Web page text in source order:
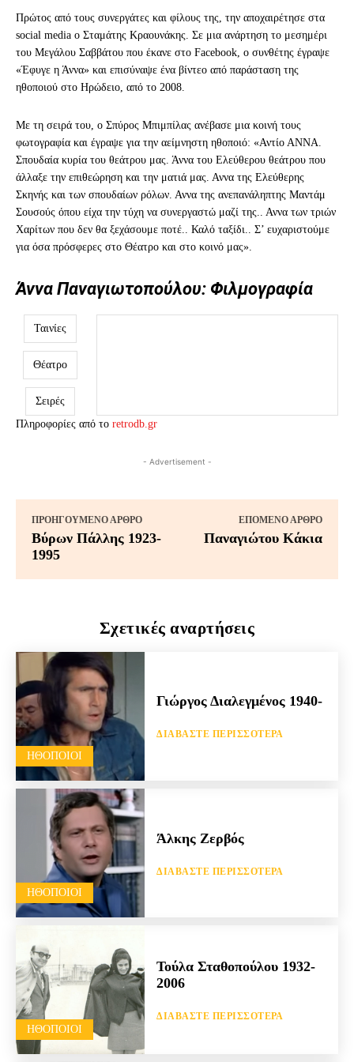
Σχετικές αναρτήσεις
HΘΟΠΟΙΟΊ
Γιώργος Διαλεγμένος 1940-
ΔΙΑΒΆΣΤΕ ΠΕΡΙΣΣΌΤΕΡΑ
HΘΟΠΟΙΟΊ
Άλκης Ζερβός
ΔΙΑΒΆΣΤΕ ΠΕΡΙΣΣΌΤΕΡΑ
HΘΟΠΟΙΟΊ
Τούλα Σταθοπούλου 1932-
2006
ΔΙΑΒΆΣΤΕ ΠΕΡΙΣΣΌΤΕΡΑ
Πρώτος από τους συνεργάτες και φίλους της, την αποχαιρέτησε στα
social media ο Σταμάτης Κραουνάκης. Σε μια ανάρτηση το μεσημέρι
του Μεγάλου Σαββάτου που έκανε στο Facebook, ο συνθέτης έγραψε
«Έφυγε η Άννα» και επισύναψε ένα βίντεο από παράσταση της
ηθοποιού στο Ηρώδειο, από το 2008.
Με τη σειρά του, ο Σπύρος Μπιμπίλας ανέβασε μια κοινή τους
φωτογραφία και έγραψε για την αείμνηστη ηθοποιό: «Αντίο ΑΝΝΑ.
Σπουδαία κυρία του θεάτρου μας. Άννα του Ελεύθερου θεάτρου που
άλλαξε την επιθεώρηση και την ματιά μας. Αννα της Ελεύθερης
Σκηνής και των σπουδαίων ρόλων. Αννα της ανεπανάληπτης Μαντάμ
Σουσούς όπου είχα την τύχη να συνεργαστώ μαζί της.. Αννα των τριών
Χαρίτων που δεν θα ξεχάσουμε ποτέ.. Καλό ταξίδι.. Σ’ ευχαριστούμε
για όσα πρόσφερες στο Θέατρο και στο κοινό μας».
Άννα Παναγιωτοπούλου: Φιλμογραφία
Ταινίες
Θέατρο
Σειρές
Πληροφορίες από το retrodb.gr
- Advertisement -
ΠΡΟΗΓΟΎΜΕΝΟ ΆΡΘΡΟ
Βύρων Πάλλης 1923-
1995
ΕΠΌΜΕΝΟ ΆΡΘΡΟ
Παναγιώτου Κάκια